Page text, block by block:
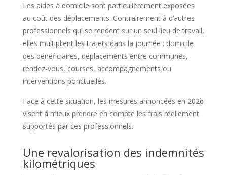
Les aides à domicile sont particulièrement exposées
au coût des déplacements. Contrairement à d’autres
professionnels qui se rendent sur un seul lieu de travail,
elles multiplient les trajets dans la journée : domicile
des bénéficiaires, déplacements entre communes,
rendez-vous, courses, accompagnements ou
interventions ponctuelles.
Face à cette situation, les mesures annoncées en 2026
visent à mieux prendre en compte les frais réellement
supportés par ces professionnels.
Une revalorisation des indemnités
kilométriques